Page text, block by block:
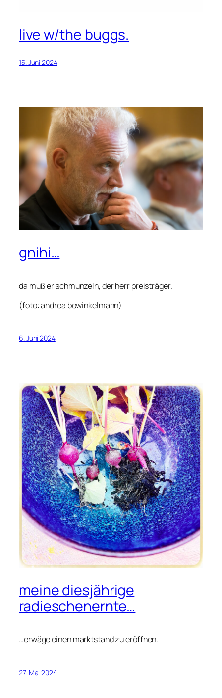
live w/the buggs.
15. Juni 2024
gnihi…
da muß er schmunzeln, der herr preisträger.
(foto: andrea bowinkelmann)
6. Juni 2024
meine diesjährige
radieschenernte…
…erwäge einen marktstand zu eröffnen.
27. Mai 2024